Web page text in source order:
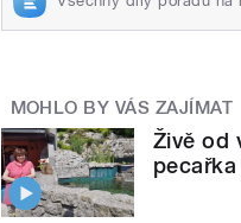
MOHLO BY VÁS ZAJÍMAT
Živě od